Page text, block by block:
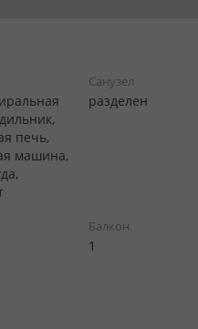
печь,
машина,
Санузел
разделен
Балкон
1